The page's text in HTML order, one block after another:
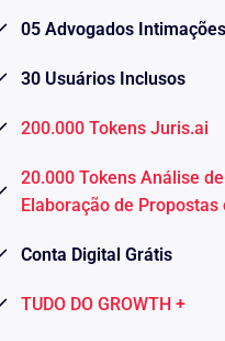
05 Advogados Intimações
30 Usuários Inclusos
200.000 Tokens Juris.ai
20.000 Tokens Análise
Elaboração de Propostas
Conta Digital Grátis
TUDO DO GROWTH +